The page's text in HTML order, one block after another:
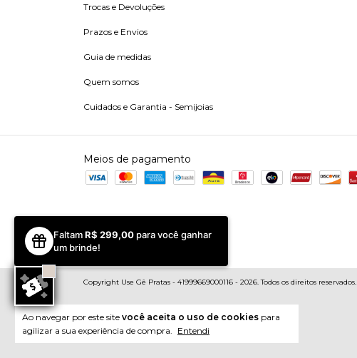
FaltamR$ 299,00 para você ganhar
um brinde!
Ao navegar por este site você aceita o uso de cookies para
agilizar a sua experiência de compra. Entendi
Trocas e Devoluções
Prazos e Envios
Guia de medidas
Quem somos
Cuidados e Garantia - Semijoias
Meios de pagamento
Copyright Use Gê Pratas - 41999669000116 - 2026. Todos os direitos reservados.